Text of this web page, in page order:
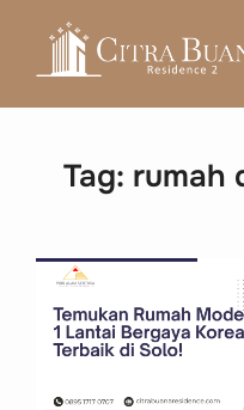
content
Tag: rumah